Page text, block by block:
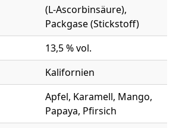
(L-Ascorbinsäure),
Packgase (Stickstoff)
13,5 % vol.
Kalifornien
Apfel, Karamell, Mango,
Papaya, Pfirsich